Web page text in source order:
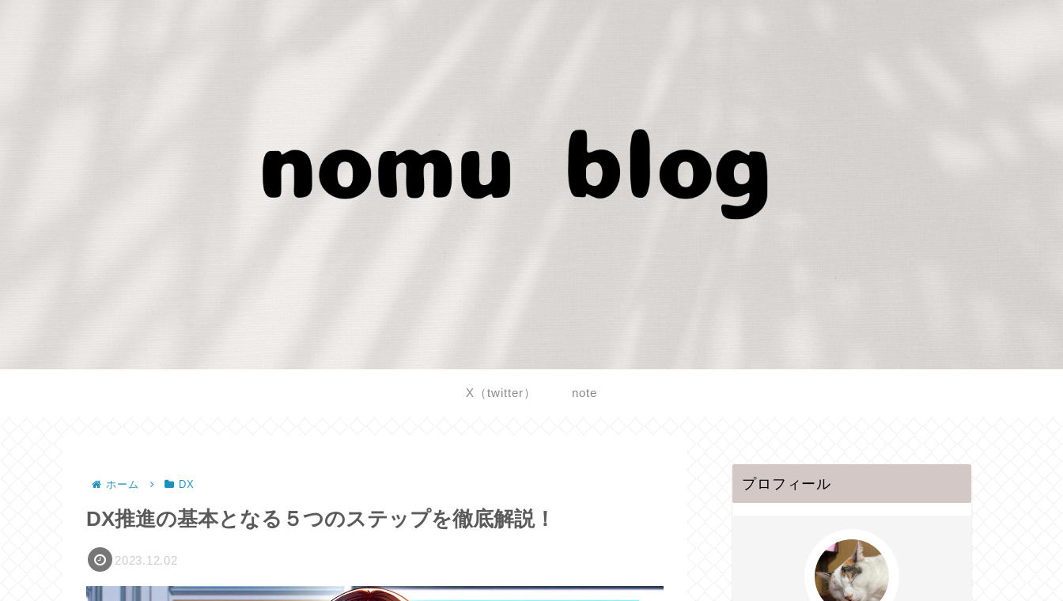
X（twitter） note
ホーム DX
DX推進の基本となる５つのステップを徹底解説！
2023.12.02
プロフィール